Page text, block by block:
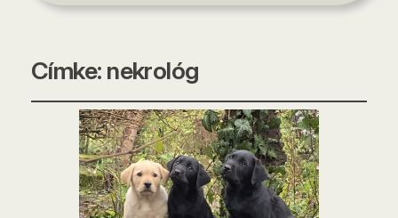
Címke: nekrológ